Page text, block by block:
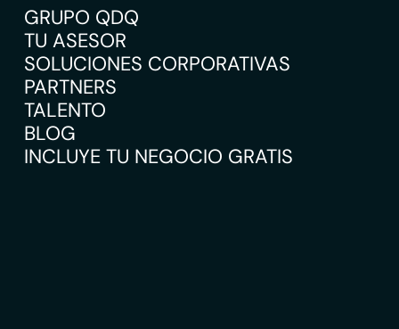
GRUPO QDQ
TU ASESOR
SOLUCIONES CORPORATIVAS
PARTNERS
TALENTO
BLOG
INCLUYE TU NEGOCIO GRATIS